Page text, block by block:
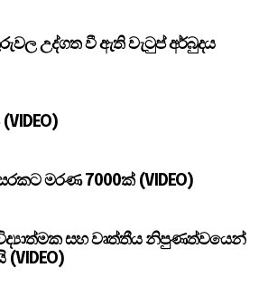
උද්ගත වී ඇති වැටුප් අර්බුදය
මරණ 7000ක් (VIDEO)
සහ වෘත්තීය නිපුණත්වයෙන්